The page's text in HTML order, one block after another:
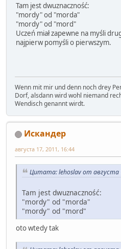
Tam jest dwuznaczność:
"mordy" od "morda"
"mordy" od "mord"
Uczeń miał zapewne na myśli
najpierw pomyśli o pierwszym.
Wenn mit mir und denn noch drey
Dorf, alsdann wird wohl niemand
Wendisch genannt wirdt.
Искандер
августа 17, 2011, 16:44
Цитата: lehoslav от августа
Tam jest dwuznaczność:
"mordy" od "morda"
"mordy" od "mord"
oto wtedy tak